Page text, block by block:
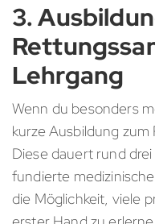
3.
Lehrgang
Wenn du besonders
kurze Ausbildung
Diese dauert rund
fundierte
die Möglichkeit, viele